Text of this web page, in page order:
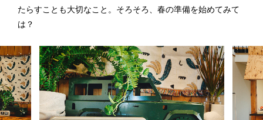
たらすことも大切なこと。そろそろ、春の準備を始めてみて
は？